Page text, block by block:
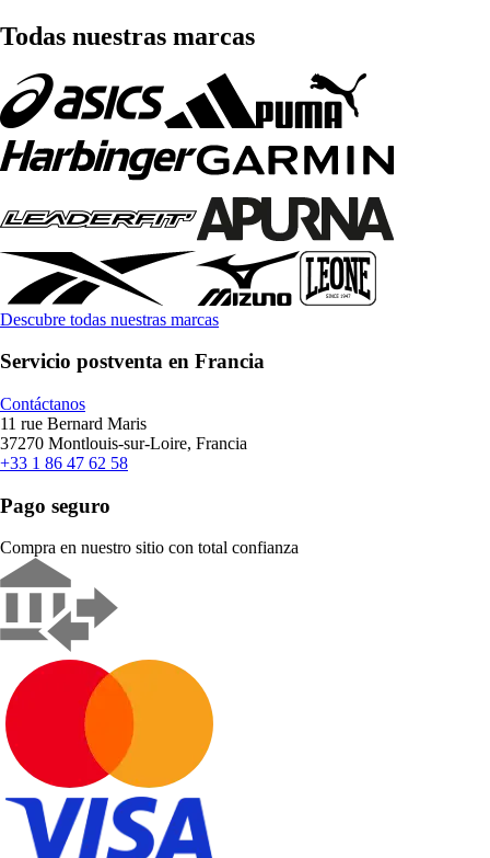
Todas nuestras marcas
Descubre todas nuestras marcas
Servicio postventa en Francia
Contáctanos
11 rue Bernard Maris
37270 Montlouis-sur-Loire, Francia
+33 1 86 47 62 58
Pago seguro
Compra en nuestro sitio con total confianza